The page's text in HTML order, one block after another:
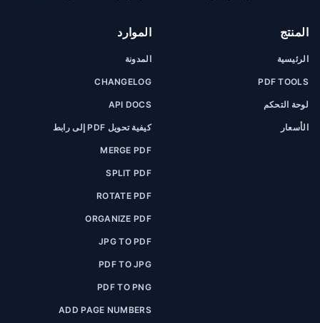
المنتج
الرئيسية
PDF TOOLS
لوحة التحكم
الأسعار
الموارد
المدونة
CHANGELOG
API DOCS
كيفية تحويل PDF إلى رابط
MERGE PDF
SPLIT PDF
ROTATE PDF
ORGANIZE PDF
JPG TO PDF
PDF TO JPG
PDF TO PNG
ADD PAGE NUMBERS